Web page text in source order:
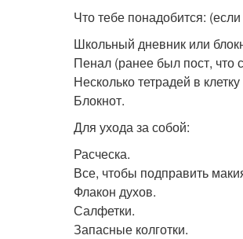
Что тебе понадобится:
Школьный дневник или
Пенал (ранее был пост, что
Несколько тетрадей в
Блокнот.
Для ухода за собой:
Расческа.
Все, чтобы подправить
Флакон духов.
Салфетки.
Запасные колготки.